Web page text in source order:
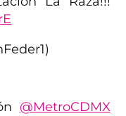
@MetroCDMX